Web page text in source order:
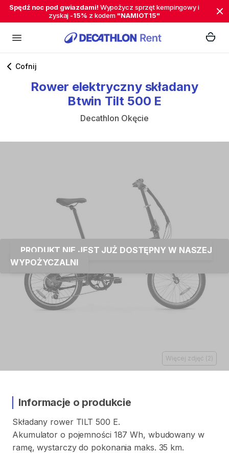
Spędź noc pod gwiazdami! Wypożycz sprzęt kempingowy i
zyskaj -15% z kodem "NAMIOT15"
Cofnij
Rower elektryczny składany
Btwin Tilt 500 E
Decathlon Okęcie
PRODUKT NIE JEST JUŻ DOSTĘPNY W NASZEJ
WYPOŻYCZALNI
Więcej zdjęć (2 )
Informacje o produkcie
Składany rower TILT 500 E.
Akumulator o pojemności 187 Wh​,​ wbudowany w
ramę​,​ wystarczy do pokonania maks. 35 km.